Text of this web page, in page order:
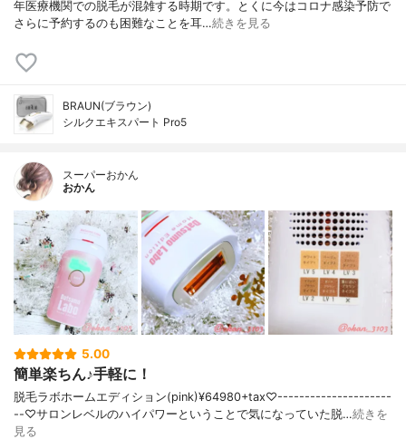
年医療機関での脱毛が混雑する時期です。とくに今はコロナ感染予防で
さらに予約するのも困難なことを耳…続きを見る
BRAUN(ブラウン)
シルクエキスパート Pro5
スーパーおかん
おかん
5.00
簡単楽ちん♪手軽に！
脱毛ラボホームエディション(pink)¥64980+tax♡---------------------
--♡サロンレベルのハイパワーということで気になっていた脱…続きを
見る